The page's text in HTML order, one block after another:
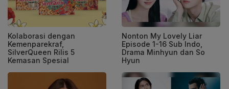
Kolaborasi dengan
Kemenparekraf,
SilverQueen Rilis 5
Kemasan Spesial
Nonton My Lovely Liar
Episode 1-16 Sub Indo,
Drama Minhyun dan So
Hyun